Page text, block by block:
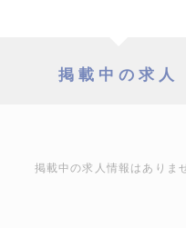
掲載中の求人
掲載中の求人情報はありま